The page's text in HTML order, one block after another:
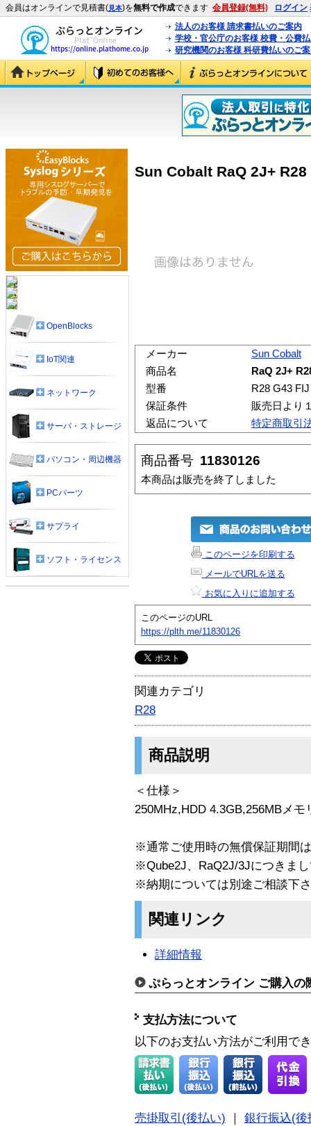
会員はオンラインで見積書(見本)を無料で作成できます 会員登録(無料) ログイン
法人のお客様 請求書払いのご案内
学校・官公庁のお客様 校費・公費
研究機関のお客様 科研費払いのご
Sun Cobalt RaQ 2J+
メーカー
Sun Cobalt
商品名
RaQ 2J+
型番
R28 G43 FIJ
保証条件
販売日より
返品について
特定商取引
商品番号 11830126
本商品は販売を終了しました
このページを印刷する
メールでURLを送る
お気に入りに追加する
このページのURL
https://plth.me/11830126
関連カテゴリ
R28
商品説明
＜仕様＞
250MHz,HDD 4.3GB,256MBメ
※通常ご使用時の無償保証期間
※Qube2J、RaQ2J/3Jにつきま
※納期については別途ご相談下
関連リンク
詳細情報
ぷらっとオンライン ご購入の
支払方法について
以下のお支払い方法がご利用で
売掛取引(後払い)
銀行振込(後
OpenBlocks
IoT関連
ネットワーク
サーバ・ストレージ
パソコン・周辺機器
PCパーツ
サプライ
ソフト・ライセンス